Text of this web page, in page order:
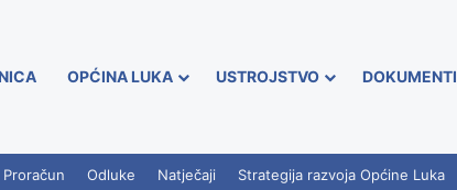
OPĆINA LUKA USTROJSTVO DOKUMENTI
Proračun Odluke Natječaji Strategija razvoja Općine Luka